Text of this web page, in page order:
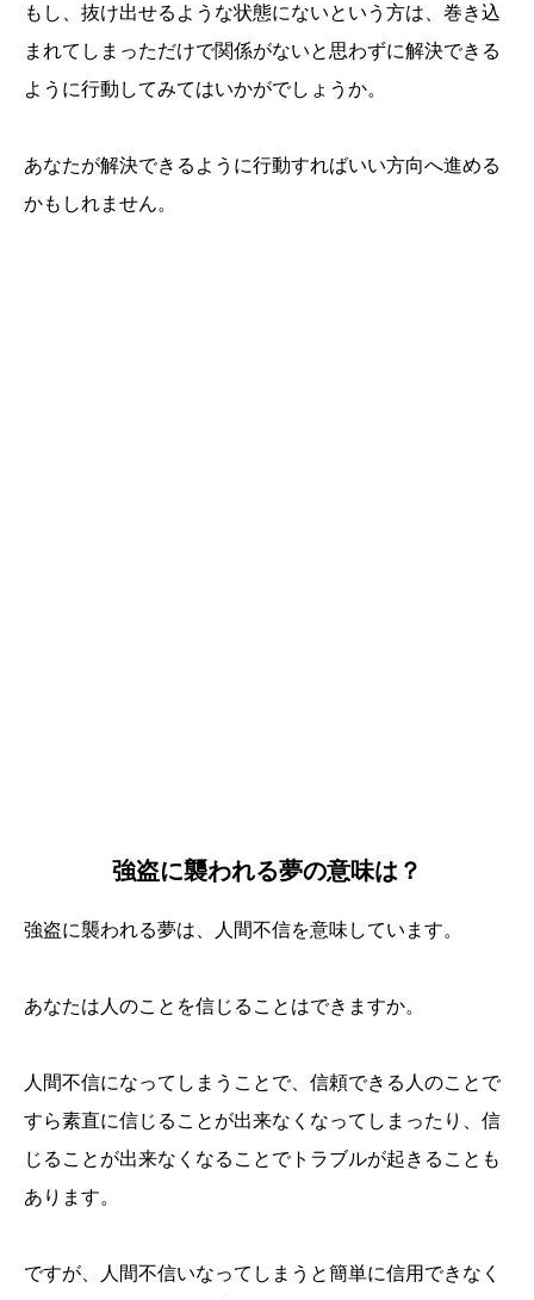
もし、抜け出せるような状態にないという方は、巻き込
まれてしまっただけで関係がないと思わずに解決できる
ように行動してみてはいかがでしょうか。
あなたが解決できるように行動すればいい方向へ進める
かもしれません。
強盗に襲われる夢の意味は？
強盗に襲われる夢は、人間不信を意味しています。
あなたは人のことを信じることはできますか。
人間不信になってしまうことで、信頼できる人のことで
すら素直に信じることが出来なくなってしまったり、信
じることが出来なくなることでトラブルが起きることも
あります。
ですが、人間不信いなってしまうと簡単に信用できなく